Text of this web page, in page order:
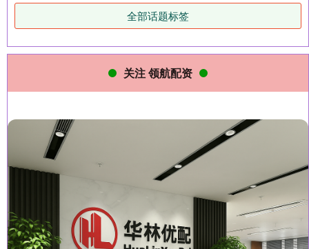
全部话题标签
关注 领航配资